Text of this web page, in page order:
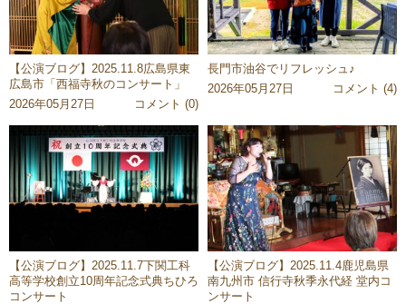
【公演ブログ】2025.11.8広島県東
広島市「西福寺秋のコンサート」
2026年05月27日
コメント (0)
長門市油谷でリフレッシュ♪
2026年05月27日
コメント (4)
【公演ブログ】2025.11.7下関工科
高等学校創立10周年記念式典ちひろ
コンサート
【公演ブログ】2025.11.4鹿児島県
南九州市 信行寺秋季永代経 堂内コ
ンサート